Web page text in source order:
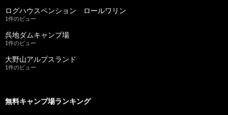
ログハウスペンション ロールワリン
1件のビュー
呉地ダムキャンプ場
1件のビュー
大野山アルプスランド
1件のビュー
無料キャンプ場ランキング